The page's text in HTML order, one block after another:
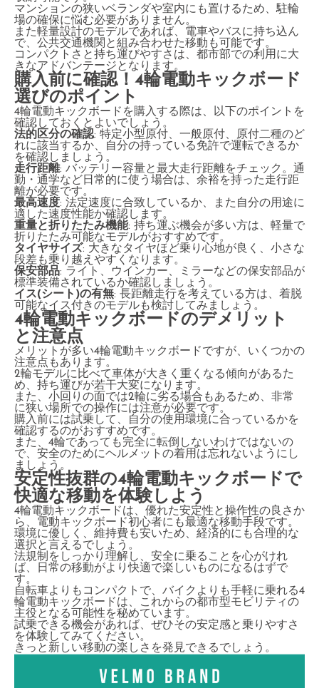
マンションの狭いベランダや室内にも置けるため、駐輪
場の確保に悩む必要がありません。
また軽量設計のモデルであれば、電車やバスに持ち込ん
で、公共交通機関と組み合わせた移動も可能です。
コンパクトさと持ち運びやすさは、都市部での利用に大
きなアドバンテージとなります。
購入前に確認！4輪電動キックボード
選びのポイント
4輪電動キックボードを購入する際は、以下のポイントを
確認しておくとよいでしょう。
法的区分の確認: 特定小型原付、一般原付、原付二種のど
れに該当するか、自分の持っている免許で運転できるか
を確認しましょう。
走行距離: バッテリー容量と最大走行距離をチェック。通
勤・通学など日常的に使う場合は、余裕を持った走行距
離が必要です。
最高速度: 法定速度に合致しているか、また自分の用途に
適した速度性能か確認します。
重量と折りたたみ機能: 持ち運ぶ機会が多い方は、軽量で
折りたたみ可能なモデルがおすすめです。
タイヤサイズ: 大きなタイヤほど乗り心地が良く、小さな
段差も乗り越えやすくなります。
保安部品: ライト、ウインカー、ミラーなどの保安部品が
標準装備されているか確認しましょう。
イス(シート)の有無: 長距離走行を考えている方は、着脱
可能なイス付きのモデルも検討してみましょう。
4輪電動キックボードのデメリット
と注意点
メリットが多い4輪電動キックボードですが、いくつかの
注意点もあります。
2輪モデルに比べて車体が大きく重くなる傾向があるた
め、持ち運びが若干大変になります。
また、小回りの面では2輪に劣る場合もあるため、非常
に狭い場所での操作には注意が必要です。
購入前には試乗して、自分の使用環境に合っているかを
確認するのがおすすめです。
また、4輪であっても完全に転倒しないわけではないの
で、安全のためにヘルメットの着用は忘れないようにし
ましょう。
安定性抜群の4輪電動キックボードで
快適な移動を体験しよう
4輪電動キックボードは、優れた安定性と操作性の良さか
ら、電動キックボード初心者にも最適な移動手段です。
環境に優しく、維持費も安いため、経済的にも合理的な
選択と言えるでしょう。
法規制をしっかり理解し、安全に乗ることを心がけれ
ば、日常の移動がより快適で楽しいものになるはずで
す。
自転車よりもコンパクトで、バイクよりも手軽に乗れる4
輪電動キックボードは、これからの都市型モビリティの
主役となる可能性を秘めています。
試乗できる機会があれば、ぜひその安定感と乗りやすさ
を体験してみてください。
きっと新しい移動の楽しさを発見できるでしょう。